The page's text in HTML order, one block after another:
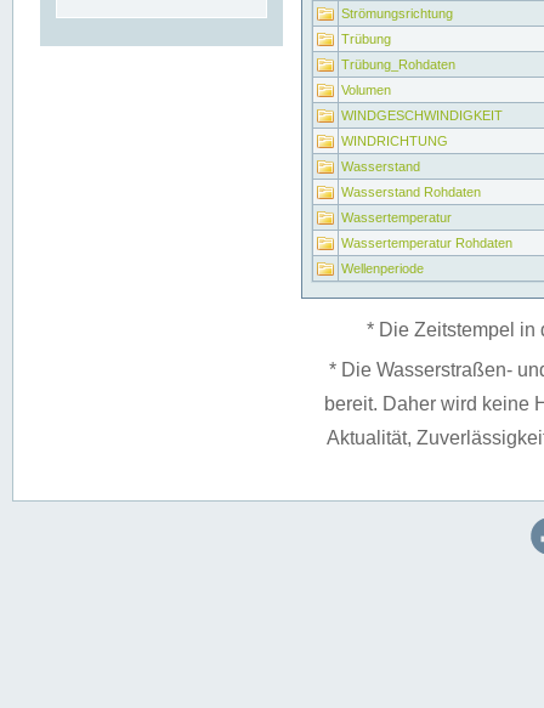
Strömungsrichtung
Trübung
Trübung_Rohdaten
Volumen
WINDGESCHWINDIGKEIT
WINDRICHTUNG
Wasserstand
Wasserstand Rohdaten
Wassertemperatur
Wassertemperatur Rohdaten
Wellenperiode
* Die Zeitstempel in
* Die Wasserstraßen-
bereit. Daher wird keine
Aktualität,